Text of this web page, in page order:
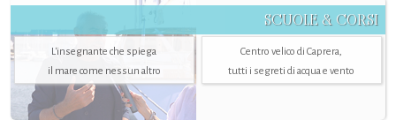
SCUOLE & CORSI
L'insegnante che spiega
il mare come nessun altro
Centro velico di Caprera,
tutti i segreti di acqua e vento